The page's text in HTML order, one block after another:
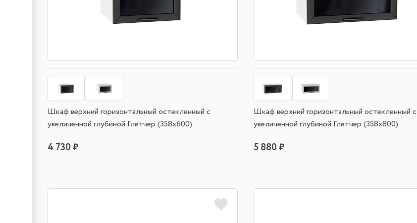
Шкаф верхний горизонтальный остекленный с
увеличенной глубиной Глетчер (358х600)
4 730 ₽
Шкаф верхний горизонтальный остекленный с
увеличенной глубиной Глетчер (358х800)
5 880 ₽